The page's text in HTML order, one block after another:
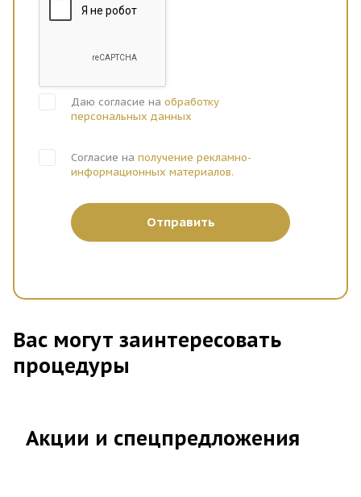
Даю согласие на обработку
персональных данных
Согласие на получение рекламно-
информационных материалов.
Отправить
Вас могут заинтересовать
процедуры
Акции и спецпредложения